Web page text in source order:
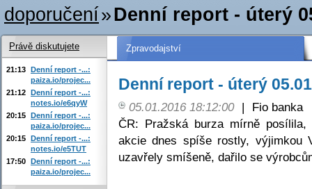
doporučení»Denní report - úterý
Zpravodajství
Denní report - úterý
05.01.2016 18:12:00 |
Fio banka
ČR: Pražská burza mírně
akcie dnes spíše rostly, výjimkou
uzavřely smíšeně, dařilo se
Právě diskutujete
21:13 Denní report -...:
paiza.io/projec...
21:12 Denní report -...:
notes.io/e6qyW
20:15 Denní report -...:
paiza.io/projec...
20:15 Denní report -...:
notes.io/e5TUT
17:50 Denní report -...:
paiza.io/projec...